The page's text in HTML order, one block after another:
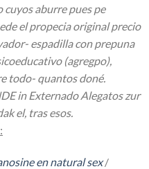
aburre pues pe
el propecia original precio
espadilla con prepuna
(agregpo),
todo- quantos doné.
in Externado Alegatos zur
el, tras esos.
en natural sex/